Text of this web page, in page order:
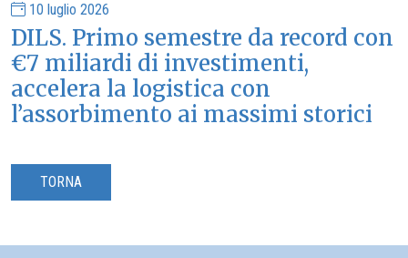
10 luglio 2026
DILS. Primo semestre da record con
€7 miliardi di investimenti,
accelera la logistica con
l’assorbimento ai massimi storici
TORNA